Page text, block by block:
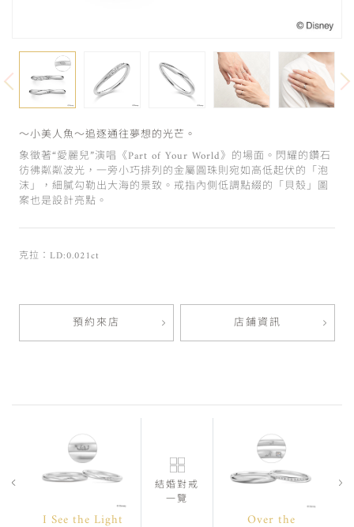
～小美人魚～追逐通往夢想的光芒。
象徵著“愛麗兒”演唱《Part of Your World》的場面。閃耀的鑽石
彷彿粼粼波光，一旁小巧排列的金屬圓珠則宛如高低起伏的「泡
沫」，細膩勾勒出大海的景致。戒指內側低調點綴的「貝殼」圖
案也是設計亮點。
克拉：LD:0.021ct
預約來店 店鋪資訊
I See the Light
結婚對戒
一覽
Over the